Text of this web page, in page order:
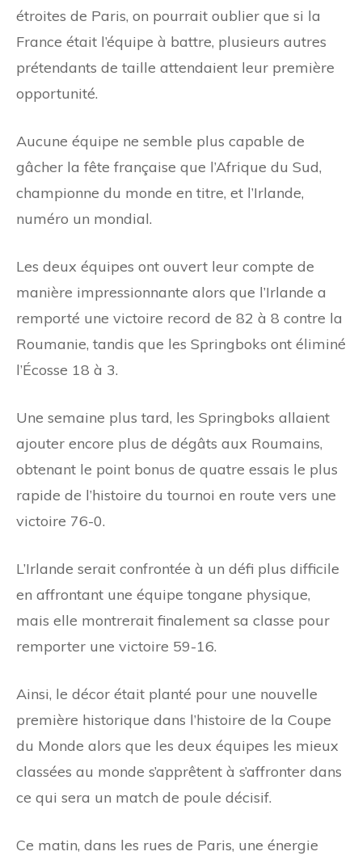
étroites de Paris, on pourrait oublier que si la
France était l’équipe à battre, plusieurs autres
prétendants de taille attendaient leur première
opportunité.
Aucune équipe ne semble plus capable de
gâcher la fête française que l’Afrique du Sud,
championne du monde en titre, et l’Irlande,
numéro un mondial.
Les deux équipes ont ouvert leur compte de
manière impressionnante alors que l’Irlande a
remporté une victoire record de 82 à 8 contre la
Roumanie, tandis que les Springboks ont éliminé
l’Écosse 18 à 3.
Une semaine plus tard, les Springboks allaient
ajouter encore plus de dégâts aux Roumains,
obtenant le point bonus de quatre essais le plus
rapide de l’histoire du tournoi en route vers une
victoire 76-0.
L’Irlande serait confrontée à un défi plus difficile
en affrontant une équipe tongane physique,
mais elle montrerait finalement sa classe pour
remporter une victoire 59-16.
Ainsi, le décor était planté pour une nouvelle
première historique dans l’histoire de la Coupe
du Monde alors que les deux équipes les mieux
classées au monde s’apprêtent à s’affronter dans
ce qui sera un match de poule décisif.
Ce matin, dans les rues de Paris, une énergie